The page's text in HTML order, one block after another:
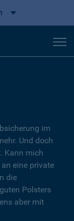
im
Und doch
Kann mich
eine private
die
Polsters
aber mit